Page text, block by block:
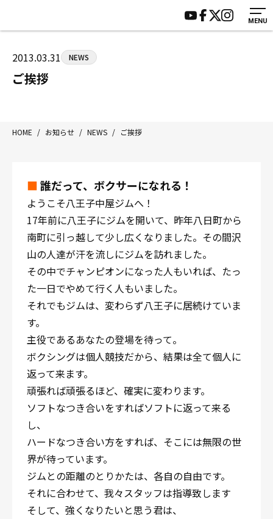
MENU
八王子中屋ボクシングジム
〒192-0072 東京都八王子市南町3-8 第2原嶋ビル1F
Tel/Fax：042-622-7222
営業時間：月〜土 14:00〜22:00 / 日・祝 14:00〜19:00
HOME
ジムについて
入会案内
施設紹介
2013.03.31 NEWS
ご挨拶
HOME / お知らせ / NEWS / ご挨拶
■誰だって、ボクサーになれる！
ようこそ八王子中屋ジムへ！
17年前に八王子にジムを開いて、昨年八日町から
南町に引っ越して少し広くなりました。その間沢
山の人達が汗を流しにジムを訪れました。
その中でチャンピオンになった人もいれば、たっ
た一日でやめて行く人もいました。
それでもジムは、変わらず八王子に居続けていま
す。
主役であるあなたの登場を待って。
ボクシングは個人競技だから、結果は全て個人に
返って来ます。
頑張れば頑張るほど、確実に変わります。
ソフトなつき合いをすればソフトに返って来る
し、
ハードなつき合い方をすれば、そこには無限の世
界が待っています。
ジムとの距離のとりかたは、各自の自由です。
それに合わせて、我々スタッフは指導致します
そして、強くなりたいと思う君は、